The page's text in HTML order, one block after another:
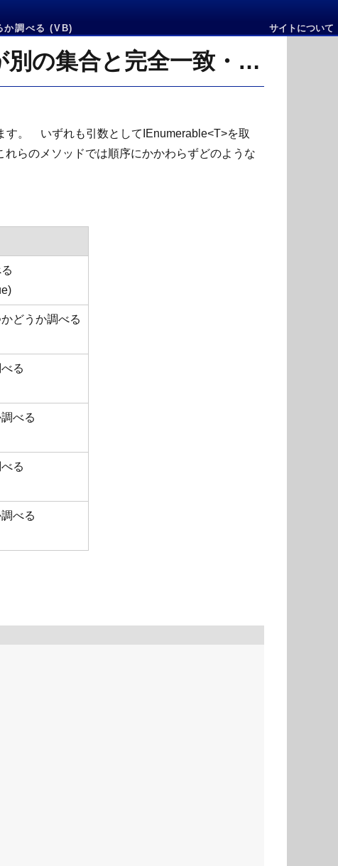
か調べる (VB) サイトについて
SetEquals・Overrapsメソッドを使ってSortedSetが別の集合と完全一致・部分一致するか調べる
す。 いずれも引数としてIEnumerable<T>を取
らのメソッドでは順序にかかわらずどのような
どうか調べる
る
べる
る
べる